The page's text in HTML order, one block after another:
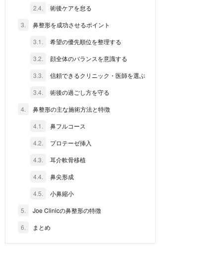
2.4.
術後ケアを怠る
3.
鼻整形を成功させるポイント
3.1.
希望の優先順位を整理する
3.2.
顔全体のバランスを意識する
3.3.
信頼できるクリニック・医師を選ぶ
3.4.
術後の過ごし方を守る
4.
鼻整形の主な施術方法と特徴
4.1.
鼻フルコース
4.2.
プロテーゼ挿入
4.3.
耳介軟骨移植
4.4.
鼻尖形成
4.5.
小鼻縮小
5.
Joe Clinicの鼻整形の特徴
6.
まとめ